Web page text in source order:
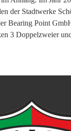
der Stadtwerke
Bearing Point
3 Doppelzweier